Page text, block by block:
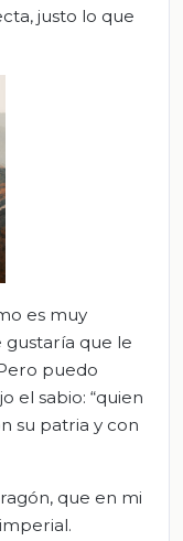
justo lo que
es muy
que le
puedo
el sabio: “quien
su patria y con
que en mi